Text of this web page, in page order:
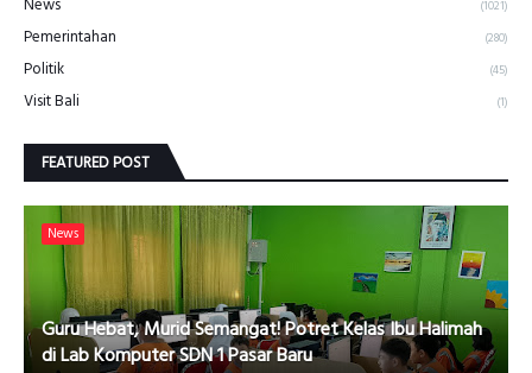
News (1021)
Pemerintahan (280)
Politik (45)
Visit Bali (1)
FEATURED POST
News
Guru Hebat, Murid Semangat! Potret Kelas Ibu Halimah
di Lab Komputer SDN 1 Pasar Baru